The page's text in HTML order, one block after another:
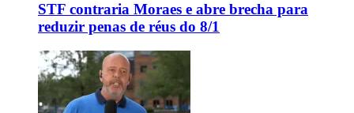
STF contraria Moraes e abre brecha para
reduzir penas de réus do 8/1